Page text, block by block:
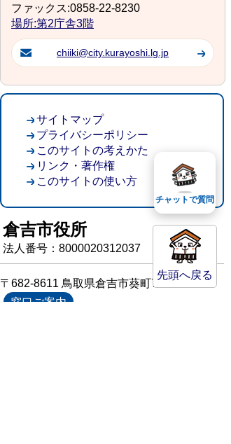
ファックス:0858-22-8230
場所:第2庁舎3階
chiiki@city.kurayoshi.lg.jp
先頭へ戻る
サイトマップ
プライバシーポリシー
このサイトの考えかた
リンク・著作権
このサイトの使い方
倉吉市役所
法人番号：8000020312037
〒682-8611 鳥取県倉吉市葵町722
窓口ご案内
チャットで質問